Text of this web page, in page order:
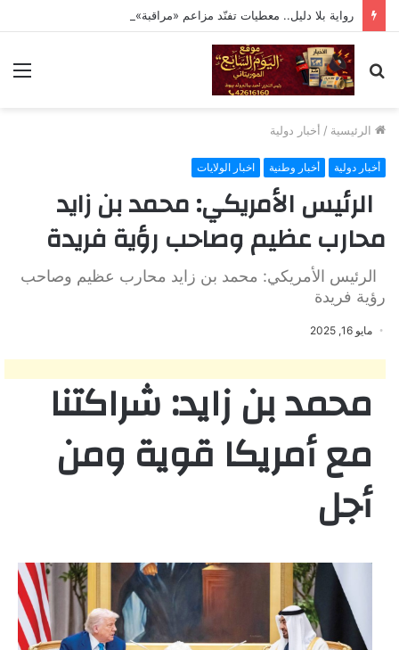
رواية بلا دليل.. معطيات تفنّد مزاعم «مراقبة» تحركات ولد حدمين
بحث
عن
الرئيسية / أخبار دولية
أخبار دولية أخبار وطنية اخبار الولايات
الرئيس الأمريكي: محمد بن زايد
محارب عظيم وصاحب رؤية فريدة
الرئيس الأمريكي: محمد بن زايد محارب عظيم وصاحب
رؤية فريدة
مايو 16, 2025
محمد بن زايد: شراكتنا
مع أمريكا قوية ومن
أجل